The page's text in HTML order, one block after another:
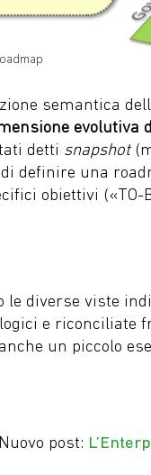
semantica
evolutiva
detti snapshot
di definire una
obiettivi («TO-
diverse viste
e riconciliate
un piccolo
post: